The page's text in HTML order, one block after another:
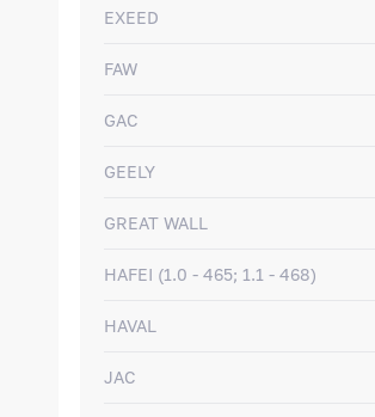
EXEED
FAW
GAC
GEELY
GREAT WALL
HAFEI (1.0 - 465; 1.1 - 468)
HAVAL
JAC